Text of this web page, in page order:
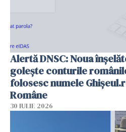
Alertă DNSC: Noua
golește conturile
folosesc numele
Române
30 IULIE 2026